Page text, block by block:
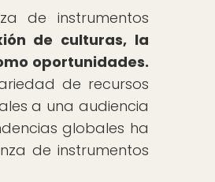
de instrumentos
de culturas, la
oportunidades.
de recursos
a una audiencia
globales ha
de instrumentos